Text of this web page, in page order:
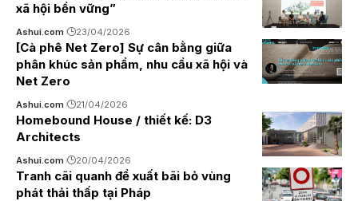
xã hội bền vững”
Ashui.com 23/04/2026
[Cà phê Net Zero] Sự cân bằng giữa
phân khúc sản phẩm, nhu cầu xã hội và
Net Zero
Ashui.com 21/04/2026
Homebound House / thiết kế: D3
Architects
Ashui.com 20/04/2026
Tranh cãi quanh đề xuất bãi bỏ vùng
phát thải thấp tại Pháp